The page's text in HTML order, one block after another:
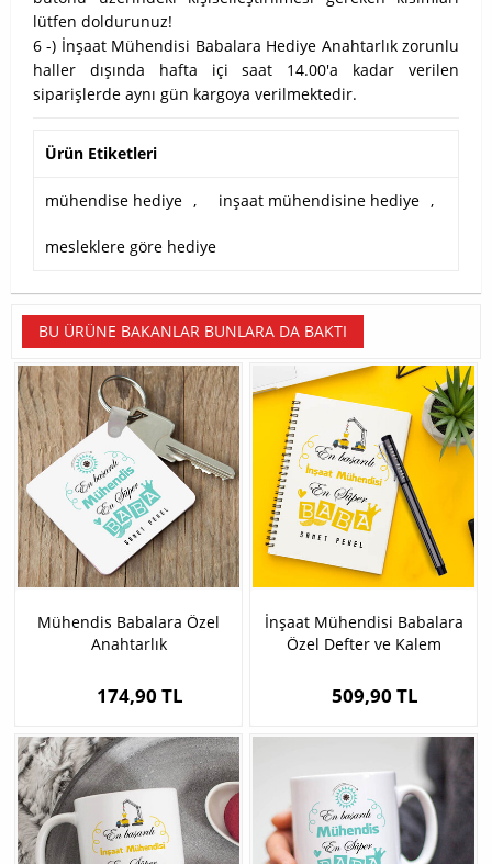
lütfen doldurunuz!
6 -) İnşaat Mühendisi Babalara Hediye Anahtarlık zorunlu
haller dışında hafta içi saat 14.00'a kadar verilen
siparişlerde aynı gün kargoya verilmektedir.
Ürün Etiketleri
mühendise hediye , inşaat mühendisine hediye ,
mesleklere göre hediye
BU ÜRÜNE BAKANLAR BUNLARA DA BAKTI
Mühendis Babalara Özel
Anahtarlık
174,90 TL
İnşaat Mühendisi Babalara
Özel Defter ve Kalem
509,90 TL